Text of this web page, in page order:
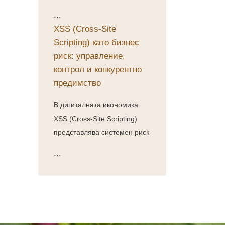
...
XSS (Cross-Site
Scripting) като бизнес
риск: управление,
контрол и конкурентно
предимство
В дигиталната икономика
XSS (Cross-Site Scripting)
представлява системен риск
...